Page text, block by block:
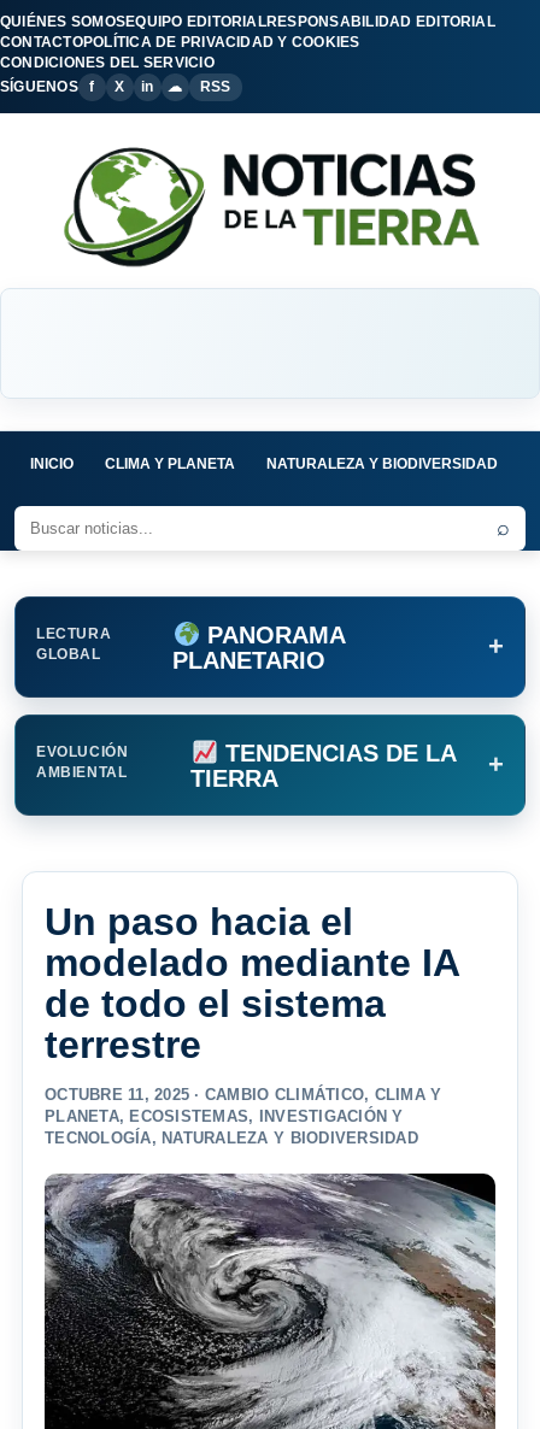
QUIÉNES SOMOSEQUIPO EDITORIALRESPONSABILIDAD EDITORIAL
CONTACTOPOLÍTICA DE PRIVACIDAD Y COOKIES
CONDICIONES DEL SERVICIO
SÍGUENOS
f X in ☁ RSS
INICIO CLIMA Y PLANETA NATURALEZA Y BIODIVERSIDAD
⌕
LECTURA
GLOBAL
PANORAMA
PLANETARIO
+
EVOLUCIÓN
AMBIENTAL
TENDENCIAS DE LA
TIERRA
+
Un paso hacia el
modelado mediante IA
de todo el sistema
terrestre
OCTUBRE 11, 2025 · CAMBIO CLIMÁTICO, CLIMA Y
PLANETA, ECOSISTEMAS,
INVESTIGACIÓN Y
TECNOLOGÍA, NATURALEZA Y BIODIVERSIDAD